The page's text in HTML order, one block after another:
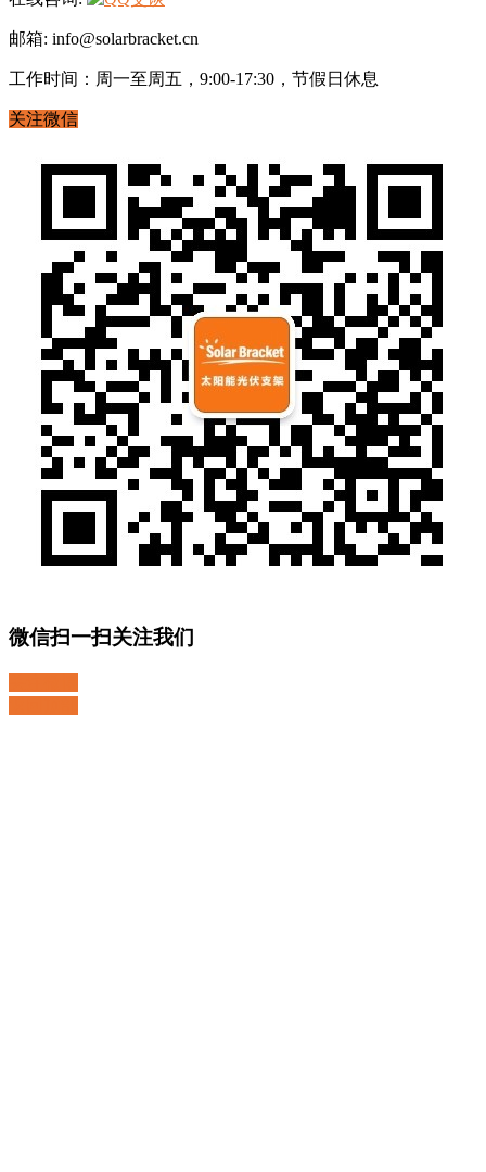
邮箱: info@solarbracket.cn
工作时间：周一至周五，9:00-17:30，节假日休息
关注微信
微信扫一扫关注我们